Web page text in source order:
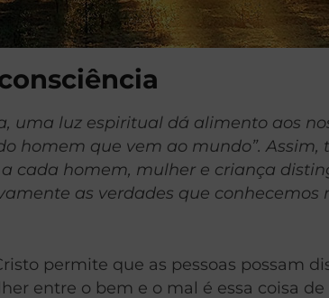
uma luz espiritual dá alimento aos
homem que vem ao mundo”.
cada homem, mulher e criança
as verdades que
permite que as pessoas possam
entre o bem e o mal é essa coisa